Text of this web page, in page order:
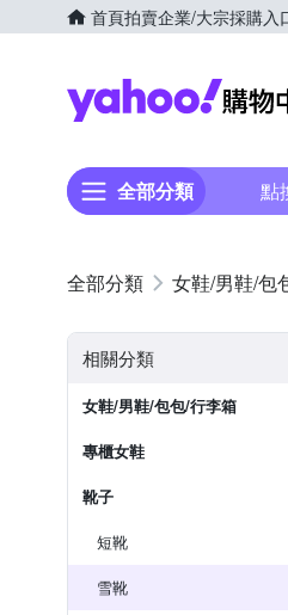
首頁拍賣企業/大宗採購入
全部分類 點
女鞋/男鞋/包
相關分類
女鞋/男鞋/包包/行李箱
專櫃女鞋
靴子
短靴
雪靴